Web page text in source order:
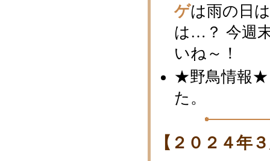
ゲは雨の日
は…？ 今週
いね～！
★野鳥情報★
た。
【２０２４年